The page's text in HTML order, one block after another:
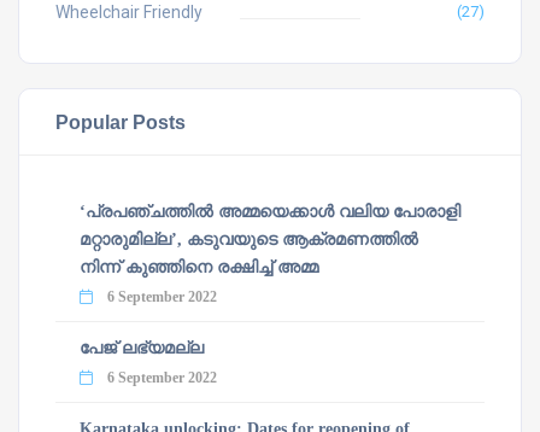
Wheelchair Friendly (27)
Popular Posts
‘പ്രപഞ്ചത്തില്‍ അമ്മയെക്കാള്‍ വലിയ പോരാളി
മറ്റാരുമില്ല’, കടുവയുടെ ആക്രമണത്തില്‍
നിന്ന് കുഞ്ഞിനെ രക്ഷിച്ച് അമ്മ
6 September 2022
പേജ് ലഭ്യമല്ല
6 September 2022